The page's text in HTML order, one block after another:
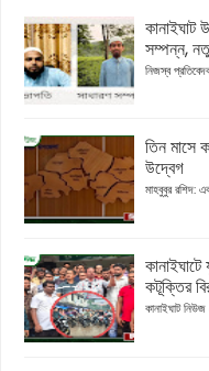
কানাইঘাট
সম্পন্ন,
নিজস্ব
তিন মাসে
উদ্বেগ
মাহবুবুর রশিদ:
কটূক্তির
কানাইঘাট নিউজ